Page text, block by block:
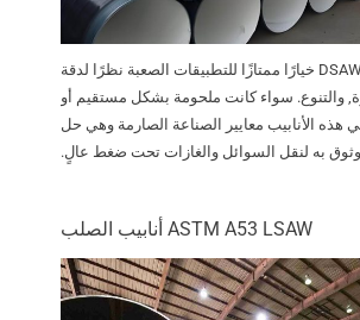
تعتبر أنابيب DSAW خيارًا ممتازًا للتطبيقات الصعبة نظرًا لدقة
والتنوع. سواء كانت ملحومة بشكل مستقيم أو
هذه الأنابيب معايير الصناعة الصارمة وهي حل
به لنقل السوائل والغازات تحت ضغط عالٍ.
ASTM A53 LSAW أنابيب الصلب